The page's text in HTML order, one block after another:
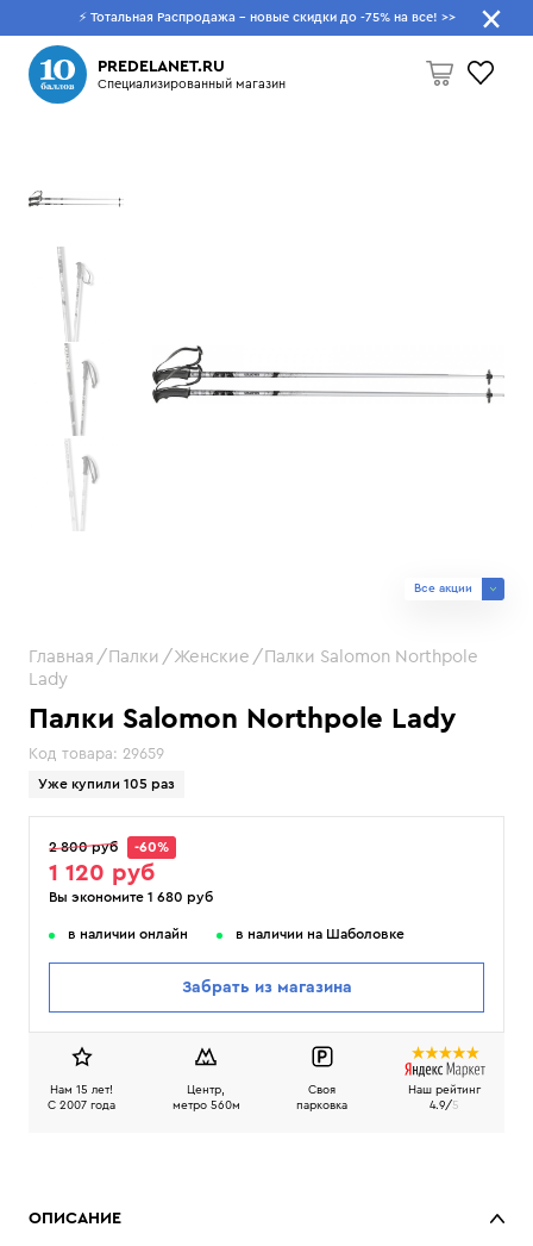
⚡ Тотальная Распродажа - новые скидки до -75% на все! >>
PREDELANET.RU
Специализированный магазин
Что будем искать?
Палки Salomon Northpole Lady
Код товара: 29659
Уже купили 105 раз
Все акции
Главная Палки Женские
Палки Salomon Northpole
Lady
2 800 руб -60%
1 120 руб
Вы экономите 1 680 руб
в наличии онлайн в наличии на Шаболовке
Забрать из магазина
Нам 15 лет!
C 2007 года
Центр,
метро 560м
Своя
парковка
Наш рейтинг
4.9/5
ОПИСАНИЕ